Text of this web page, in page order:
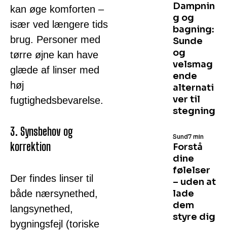
kan øge komforten –
især ved længere tids
brug. Personer med
tørre øjne kan have
glæde af linser med
høj
fugtighedsbevarelse.
3. Synsbehov og
korrektion
Der findes linser til
både nærsynethed,
langsynethed,
bygningsfejl (toriske
Dampnin
g og
bagning:
Sunde
og
velsmag
ende
alternati
ver til
stegning
Forstå
dine
følelser
– uden at
lade
dem
styre dig
Sund7 min